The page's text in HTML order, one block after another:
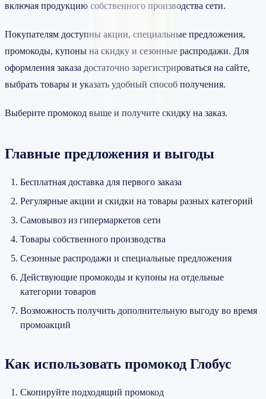
включая продукцию собственного производства сети.
Покупателям доступны акции, специальные предложения,
промокоды, купоны на скидку и сезонные распродажи. Для
оформления заказа достаточно зарегистрироваться на сайте,
выбрать товары и указать удобный способ получения.
Выберите промокод выше и получите скидку на заказ.
Главные предложения и выгоды
Бесплатная доставка для первого заказа
Регулярные акции и скидки на товары разных категорий
Самовывоз из гипермаркетов сети
Товары собственного производства
Сезонные распродажи и специальные предложения
Действующие промокоды и купоны на отдельные
категории товаров
Возможность получить дополнительную выгоду во время
промоакций
Как использовать промокод Глобус
Скопируйте подходящий промокод